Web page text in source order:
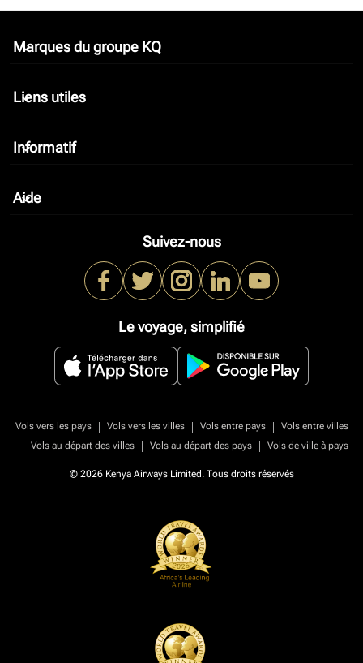
Marques du groupe KQ
keyboard_arrow_down
Liens utiles
keyboard_arrow_down
Informatif
keyboard_arrow_down
Aide
keyboard_arrow_down
Suivez-nous
Le voyage, simplifié
Vols vers les pays | Vols vers les villes | Vols entre pays |
Vols entre villes
|
Vols au départ des villes | Vols au départ des pays | Vols de ville à pays
© 2026 Kenya Airways Limited. Tous droits réservés